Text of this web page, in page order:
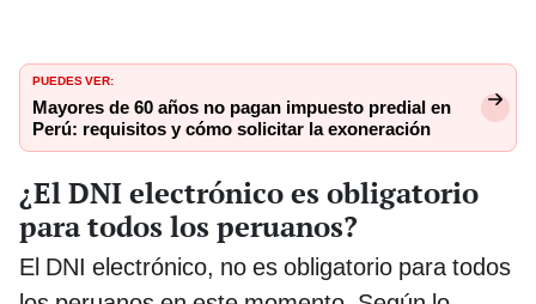
PUEDES VER:
Mayores de 60 años no pagan impuesto predial en
Perú: requisitos y cómo solicitar la exoneración
¿El DNI electrónico es obligatorio
para todos los peruanos?
El DNI electrónico, no es obligatorio para todos